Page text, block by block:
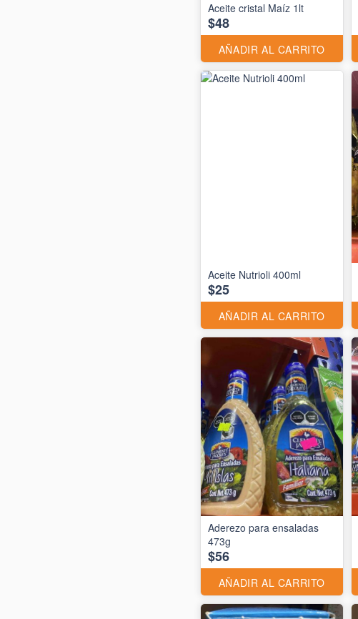
Aceite cristal Maíz 1lt
$48
AÑADIR AL CARRITO
Aceite Nutrioli 400ml
$25
AÑADIR AL CARRITO
Aderezo para ensaladas
473g
$56
AÑADIR AL CARRITO